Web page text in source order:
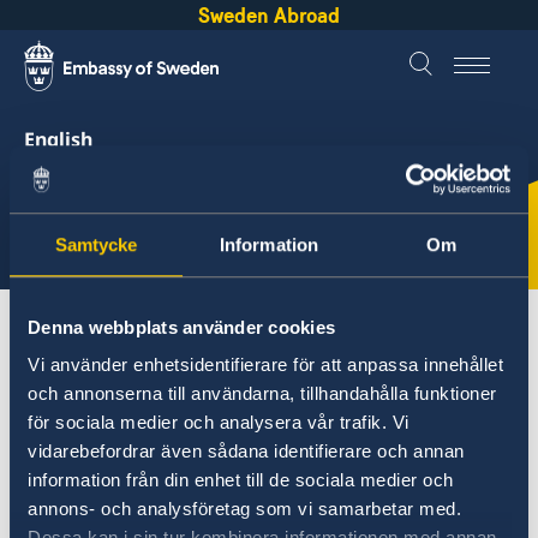
Samtycke Information Om
Denna webbplats använder cookies
Vi använder enhetsidentifierare för att anpassa innehållet
och annonserna till användarna, tillhandahålla funktioner
för sociala medier och analysera vår trafik. Vi
vidarebefordrar även sådana identifierare och annan
information från din enhet till de sociala medier och
annons- och analysföretag som vi samarbetar med.
Sweden Abroad
English
Sweden &
Hong Kong
About Sweden Hong Kong
Democratic governance
Hong Kong
Going to Sweden?
Guide: Applying for a residence permit
Democratic governance